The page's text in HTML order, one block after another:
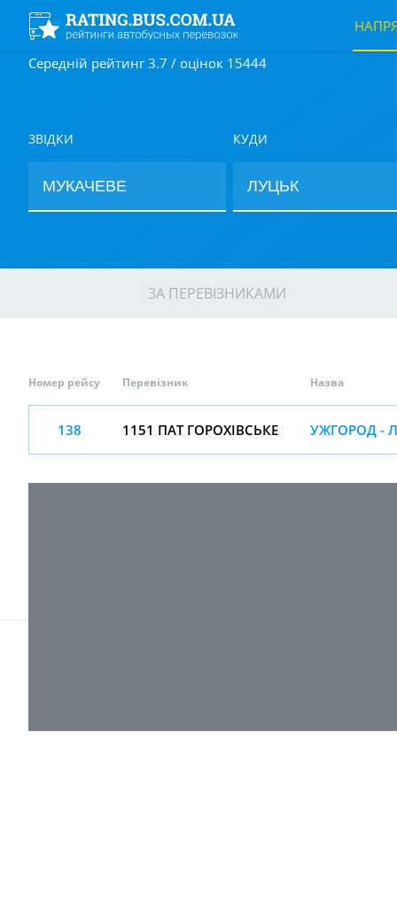
Середній рейтинг 3.7 / оцінок 15444
ЗВІДКИ КУДИ
ЗА ПЕРЕВІЗНИКАМИ
Номер рейсу Перевізник Назва
138 1151 ПАТ ГОРОХІВСЬКЕ УЖГОРОД -